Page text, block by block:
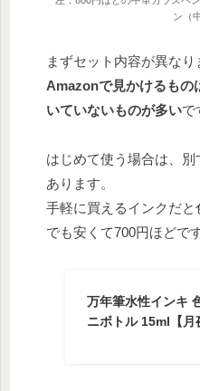
ン（
まずセット内容が異なり
Amazonで見かけるもの
いていないものが多いで
はじめて使う場合は、
あります。
手軽に買えるインクだ
でも安くて700円ほどです
万年筆水性インキ
ニボトル 15ml【月